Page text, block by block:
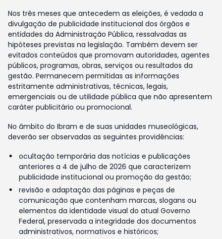
Nos três meses que antecedem as eleições, é vedada a
divulgação de publicidade institucional dos órgãos e
entidades da Administração Pública, ressalvadas as
hipóteses previstas na legislação. Também devem ser
evitados conteúdos que promovam autoridades, agentes
públicos, programas, obras, serviços ou resultados da
gestão. Permanecem permitidas as informações
estritamente administrativas, técnicas, legais,
emergenciais ou de utilidade pública que não apresentem
caráter publicitário ou promocional.
No âmbito do Ibram e de suas unidades museológicas,
deverão ser observadas as seguintes providências:
ocultação temporária das notícias e publicações
anteriores a 4 de julho de 2026 que caracterizem
publicidade institucional ou promoção da gestão;
revisão e adaptação das páginas e peças de
comunicação que contenham marcas, slogans ou
elementos da identidade visual do atual Governo
Federal, preservada a integridade dos documentos
administrativos, normativos e históricos;